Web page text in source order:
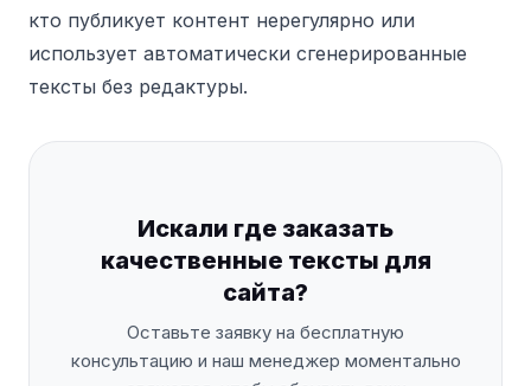
кто публикует контент нерегулярно или
использует автоматически сгенерированные
тексты без редактуры.
Искали где заказать
качественные тексты для
сайта?
Оставьте заявку на бесплатную
консультацию и наш менеджер моментально